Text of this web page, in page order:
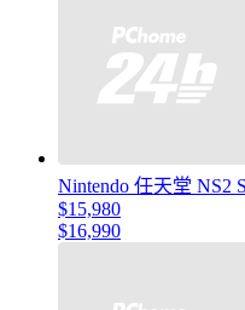
Nintendo 任天堂 NS2
$15,980
$16,990